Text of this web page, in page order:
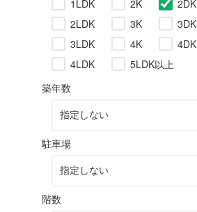
1LDK
2K
2DK
2LDK
3K
3DK
3LDK
4K
4DK
4LDK
5LDK以上
築年数
駐車場
階数